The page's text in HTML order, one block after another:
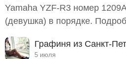
Yamaha YZF-R3 номер
(девушка) в порядке.
Графиня из Санкт-
5 июля